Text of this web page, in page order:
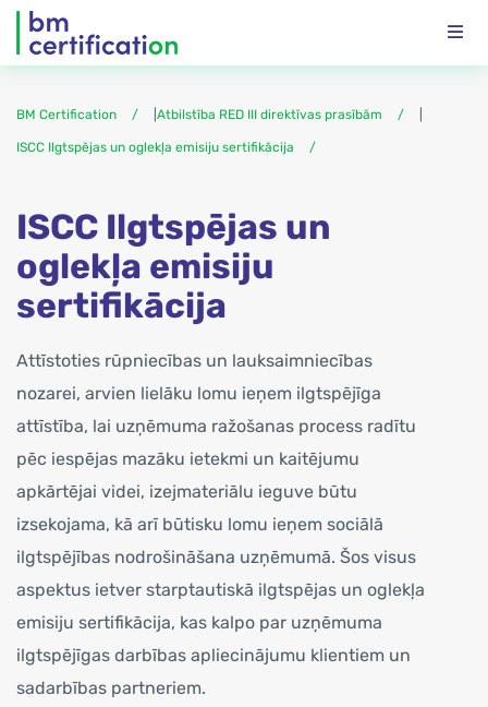
BM Certification Atbilstība RED III direktīvas prasībām
ISCC Ilgtspējas un oglekļa emisiju sertifikācija
ISCC Ilgtspējas un
oglekļa emisiju
sertifikācija
Attīstoties rūpniecības un lauksaimniecības
nozarei, arvien lielāku lomu ieņem ilgtspējīga
attīstība, lai uzņēmuma ražošanas process radītu
pēc iespējas mazāku ietekmi un kaitējumu
apkārtējai videi, izejmateriālu ieguve būtu
izsekojama, kā arī būtisku lomu ieņem sociālā
ilgtspējības nodrošināšana uzņēmumā. Šos visus
aspektus ietver starptautiskā ilgtspējas un oglekļa
emisiju sertifikācija, kas kalpo par uzņēmuma
ilgtspējīgas darbības apliecinājumu klientiem un
sadarbības partneriem.